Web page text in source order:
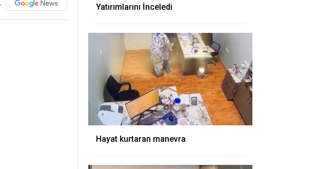
Yatırımlarını İnceledi
Hayat kurtaran manevra